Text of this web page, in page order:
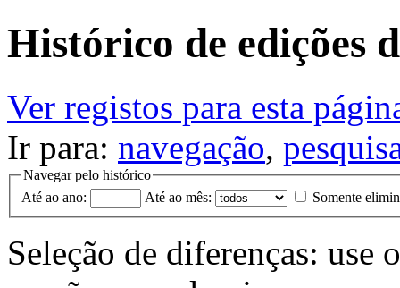
Histórico de edições
Ver registos para esta
Ir para: navegação,
Navegar pelo histórico
Até ao ano:
Até ao mês: Somente
Seleção de diferenças: use